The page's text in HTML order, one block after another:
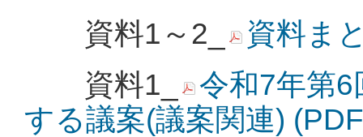
資料1～2_
資料ま
資料1_
令和7年第6
する議案(議案関連)